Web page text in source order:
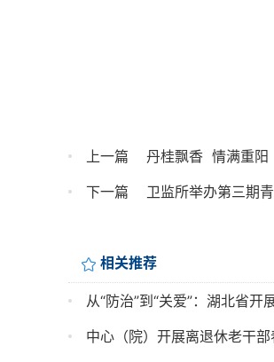
上一篇
丹桂飘香  情满重
下一篇
卫监所举办第三期
相关推荐
从“防治”到“关爱”：湖北省
中心（院）开展离退休老干